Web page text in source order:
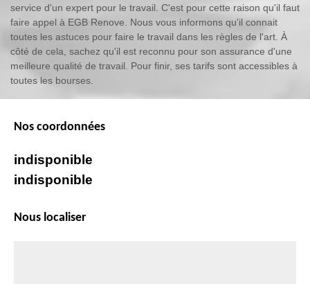
service d'un expert pour le travail. C'est pour cette raison qu'il faut
faire appel à EGB Renove. Nous vous informons qu'il connait
toutes les astuces pour faire le travail dans les règles de l'art. À
côté de cela, sachez qu'il est reconnu pour son assurance d'une
meilleure qualité de travail. Pour finir, ses tarifs sont accessibles à
toutes les bourses.
Nos coordonnées
indisponible
indisponible
Nous localiser